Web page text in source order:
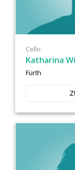
Cello
Katharina
Fürth